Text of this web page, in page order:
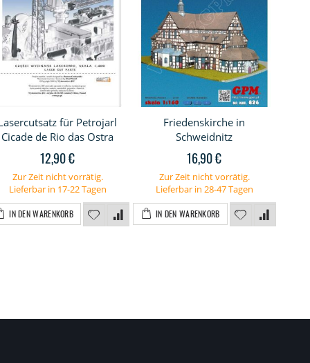
für Petrojarl
Cicade de Rio das Ostra
12,90 €
Zur Zeit nicht vorrätig.
Lieferbar in 17-22 Tagen
IN DEN WARENKORB
Friedenskirche in
Schweidnitz
16,90 €
Zur Zeit nicht vorrätig.
Lieferbar in 28-47 Tagen
IN DEN WARENKORB